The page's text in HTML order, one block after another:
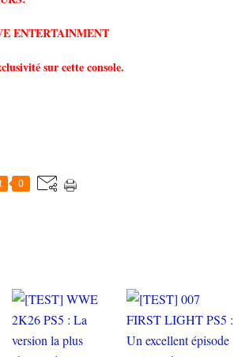
ENTERTAINMENT
sur cette console.
0